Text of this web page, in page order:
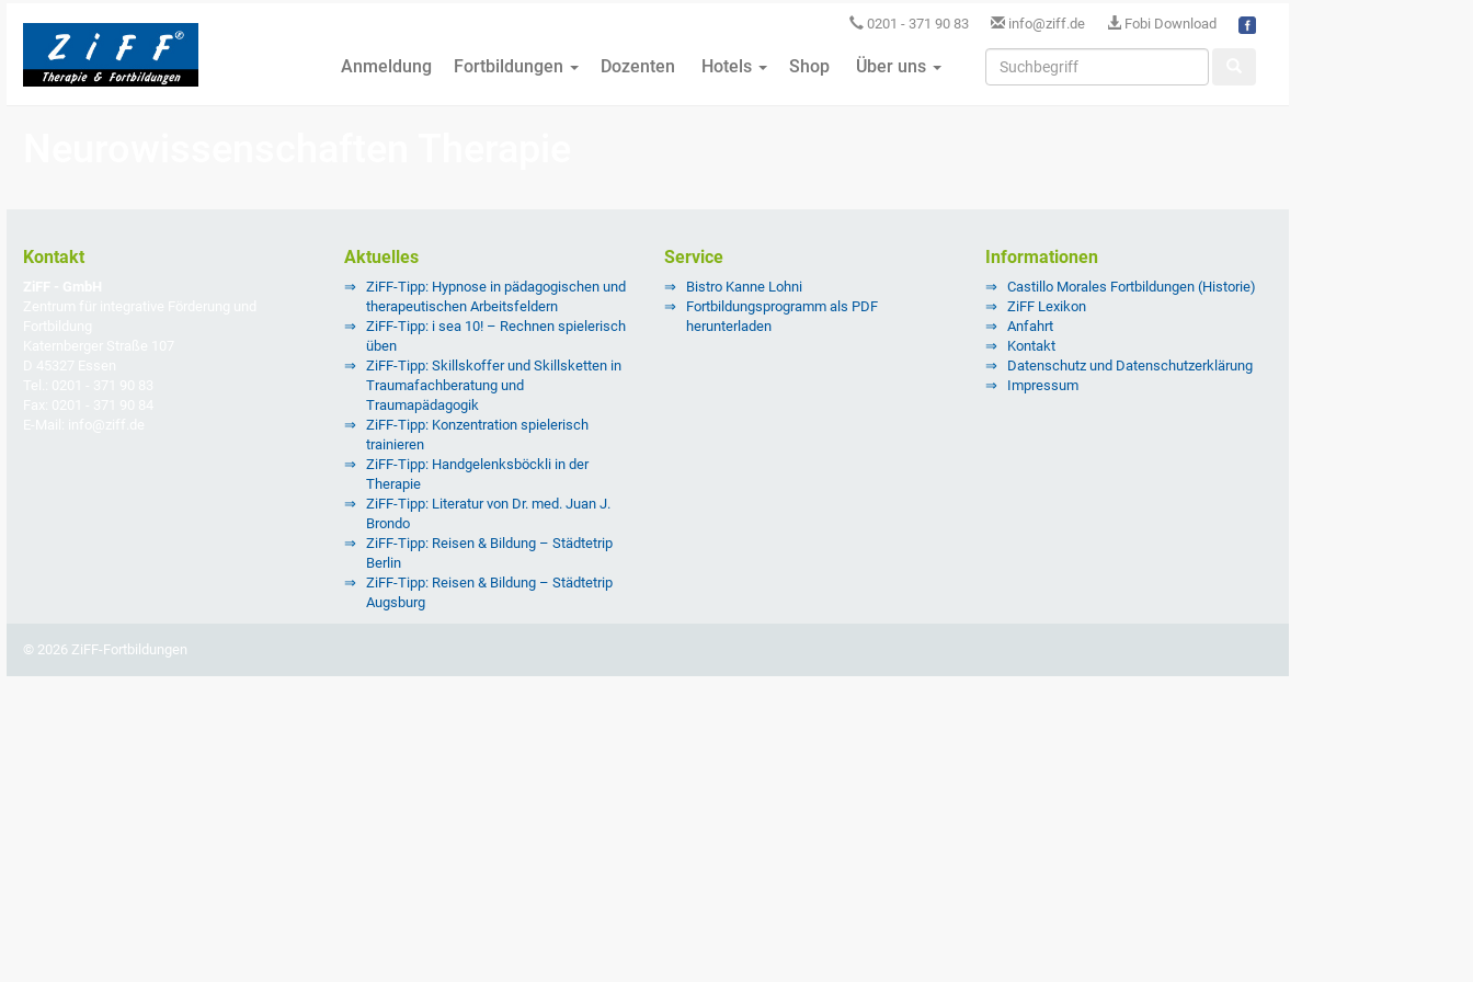
0201 - 371 90 83 info@ziff.de Fobi Download
Anmeldung Fortbildungen Dozenten Hotels Shop Über uns
Kontakt Aktuelles
ZiFF-Tipp: Hypnose in pädagogischen und
therapeutischen Arbeitsfeldern
ZiFF-Tipp: i sea 10! – Rechnen spielerisch
üben
ZiFF-Tipp: Skillskoffer und Skillsketten in
Traumafachberatung und
Traumapädagogik
ZiFF-Tipp: Konzentration spielerisch
trainieren
ZiFF-Tipp: Handgelenksböckli in der
Therapie
ZiFF-Tipp: Literatur von Dr. med. Juan J.
Brondo
ZiFF-Tipp: Reisen & Bildung – Städtetrip
Berlin
ZiFF-Tipp: Reisen & Bildung – Städtetrip
Augsburg
Service
Bistro Kanne Lohni
Fortbildungsprogramm als PDF
herunterladen
Informationen
Castillo Morales Fortbildungen (Historie)
ZiFF Lexikon
Anfahrt
Kontakt
Datenschutz und Datenschutzerklärung
Impressum
© 2026 ZiFF-Fortbildungen